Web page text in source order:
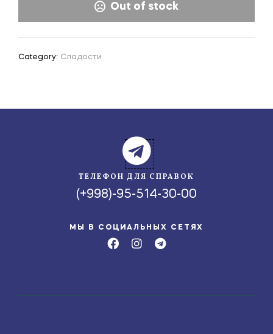
Out of stock
Category: Сладости
ТЕЛЕФОН ДЛЯ СПРАВОК
(+998)-95-514-30-00
МЫ В СОЦИАЛЬНЫХ СЕТЯХ